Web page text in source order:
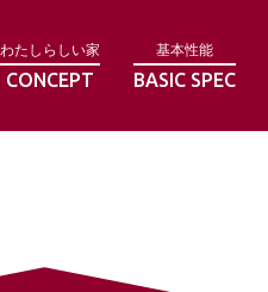
わたしらしい家
CONCEPT
基本性能
BASIC SPEC